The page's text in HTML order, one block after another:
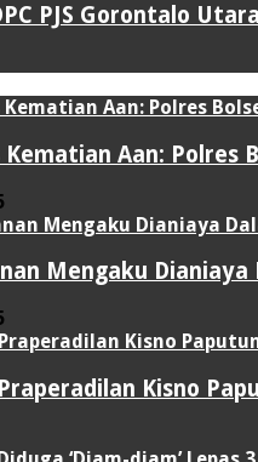
PJS Gorontalo Utara
Kematian Aan: Polres
Mengaku
Kisno